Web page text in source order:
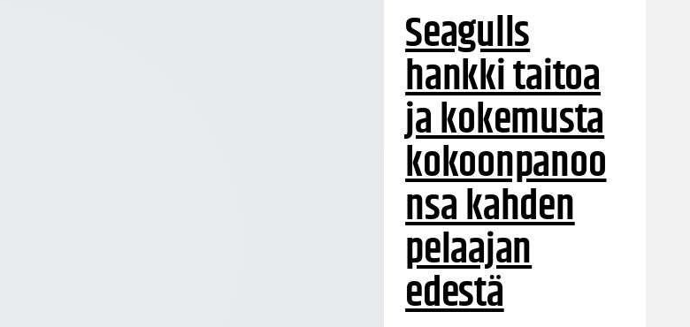
Seagulls
hankki taitoa
ja kokemusta
kokoonpanoo
nsa kahden
pelaajan
edestä